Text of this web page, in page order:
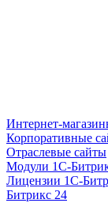
Интернет-
Корпоративные
Отраслевые сайты
Модули 1С-
Лицензии 1С-
Битрикс 24